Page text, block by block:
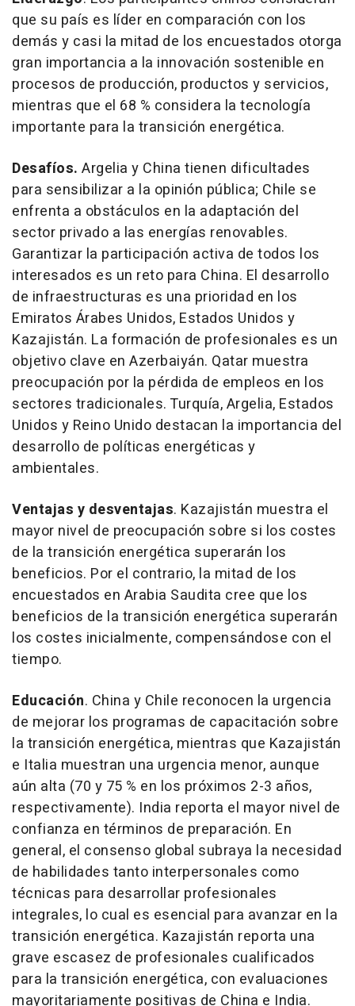
que su país es líder en comparación con los
demás y casi la mitad de los encuestados otorga
gran importancia a la innovación sostenible en
procesos de producción, productos y servicios,
mientras que el 68 % considera la tecnología
importante para la transición energética.
Desafíos. Argelia y China tienen dificultades
para sensibilizar a la opinión pública; Chile se
enfrenta a obstáculos en la adaptación del
sector privado a las energías renovables.
Garantizar la participación activa de todos los
interesados es un reto para China. El desarrollo
de infraestructuras es una prioridad en los
Emiratos Árabes Unidos, Estados Unidos y
Kazajistán. La formación de profesionales es un
objetivo clave en Azerbaiyán. Qatar muestra
preocupación por la pérdida de empleos en los
sectores tradicionales. Turquía, Argelia, Estados
Unidos y Reino Unido destacan la importancia del
desarrollo de políticas energéticas y
ambientales.
Ventajas y desventajas. Kazajistán muestra el
mayor nivel de preocupación sobre si los costes
de la transición energética superarán los
beneficios. Por el contrario, la mitad de los
encuestados en Arabia Saudita cree que los
beneficios de la transición energética superarán
los costes inicialmente, compensándose con el
tiempo.
Educación. China y Chile reconocen la urgencia
de mejorar los programas de capacitación sobre
la transición energética, mientras que Kazajistán
e Italia muestran una urgencia menor, aunque
aún alta (70 y 75 % en los próximos 2-3 años,
respectivamente). India reporta el mayor nivel de
confianza en términos de preparación. En
general, el consenso global subraya la necesidad
de habilidades tanto interpersonales como
técnicas para desarrollar profesionales
integrales, lo cual es esencial para avanzar en la
transición energética. Kazajistán reporta una
grave escasez de profesionales cualificados
para la transición energética, con evaluaciones
mayoritariamente positivas de China e India.